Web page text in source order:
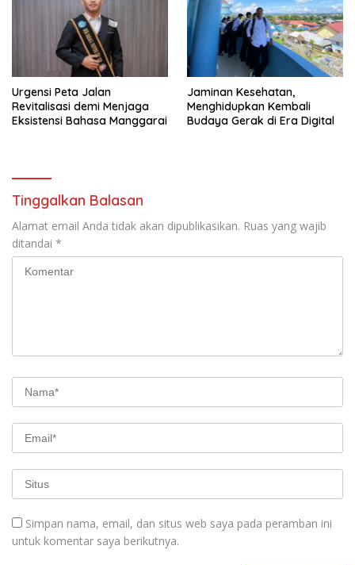
Urgensi Peta Jalan
Revitalisasi demi Menjaga
Eksistensi Bahasa Manggarai
Jaminan Kesehatan,
Menghidupkan Kembali
Budaya Gerak di Era Digital
Tinggalkan Balasan
Alamat email Anda tidak akan dipublikasikan. Ruas yang wajib
ditandai *
Simpan nama, email, dan situs web saya pada peramban ini
untuk komentar saya berikutnya.